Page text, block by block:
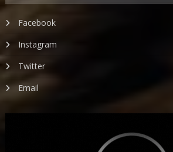
Facebook
Instagram
Twitter
Email